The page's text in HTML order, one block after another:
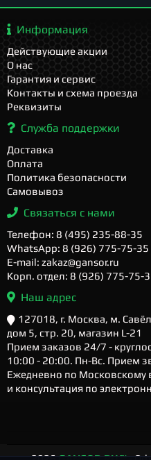
Информация
Действующие акции
О нас
Гарантия и сервис
Контакты и схема проезда
Реквизиты
Служба поддержки
Доставка
Оплата
Политика безопасности
Самовывоз
Связаться с нами
Телефон: 8 (495) 235-88-35
WhatsApp: 8 (926) 775-75-35
E-mail: zakaz@gansor.ru
Корп. отдел: 8 (926) 775-75-
Наш адрес
127018, г. Москва, м.
дом 5, стр. 20, магазин L-21
Прием заказов 24/7 -
10:00 - 20:00. Пн-Вс. Прием
Ежедневно по Московскому
и консультация по